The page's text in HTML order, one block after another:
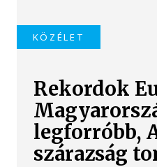
KÖZÉLET
Rekordok
legforróbb,
szárazság